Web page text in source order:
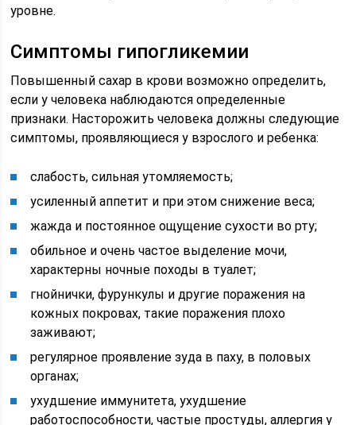
уровне.
Симптомы гипогликемии
Повышенный сахар в крови возможно определить,
если у человека наблюдаются определенные
признаки. Насторожить человека должны следующие
симптомы, проявляющиеся у взрослого и ребенка:
слабость, сильная утомляемость;
усиленный аппетит и при этом снижение веса;
жажда и постоянное ощущение сухости во рту;
обильное и очень частое выделение мочи,
характерны ночные походы в туалет;
гнойнички, фурункулы и другие поражения на
кожных покровах, такие поражения плохо
заживают;
регулярное проявление зуда в паху, в половых
органах;
ухудшение иммунитета, ухудшение
работоспособности, частые простуды, аллергия у